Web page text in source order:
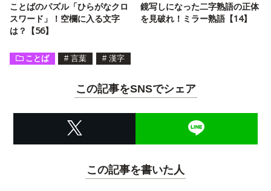
ことばのパズル「ひらがなクロ
スワード」！空欄に入る文字
は？【56】
鏡写しになった二字熟語の正体
を見破れ！ミラー熟語【14】
ことば # 言葉 # 漢字
この記事をSNSでシェア
この記事を書いた人